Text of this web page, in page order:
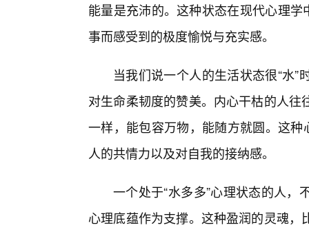
能量是充沛的。这种状态在现代心理
事而感受到的极度愉悦与充实感。
当我们说一个人的生活状态很“水
对生命柔韧度的赞美。内心干枯的人
一样，能包容万物，能随方就圆。这
人的共情力以及对自我的接纳感。
一个处于“水多多”心理状态的人
心理底蕴作为支撑。这种盈润的灵魂